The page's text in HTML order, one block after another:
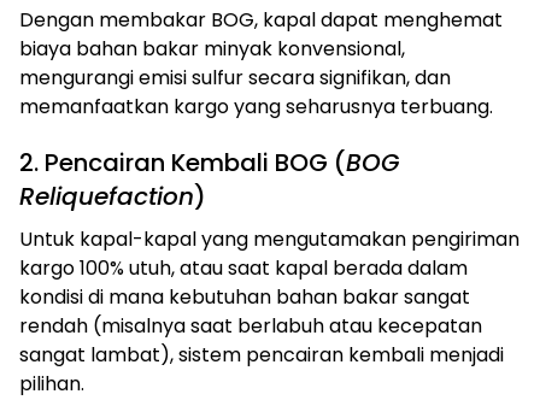
Dengan membakar BOG, kapal dapat menghemat
biaya bahan bakar minyak konvensional,
mengurangi emisi sulfur secara signifikan, dan
memanfaatkan kargo yang seharusnya terbuang.
2. Pencairan Kembali BOG (BOG
Reliquefaction)
Untuk kapal-kapal yang mengutamakan pengiriman
kargo 100% utuh, atau saat kapal berada dalam
kondisi di mana kebutuhan bahan bakar sangat
rendah (misalnya saat berlabuh atau kecepatan
sangat lambat), sistem pencairan kembali menjadi
pilihan.